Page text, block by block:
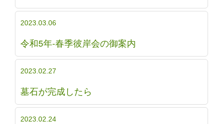
2023.03.06
令和5年-春季彼岸会の御案内
2023.02.27
墓石が完成したら
2023.02.24